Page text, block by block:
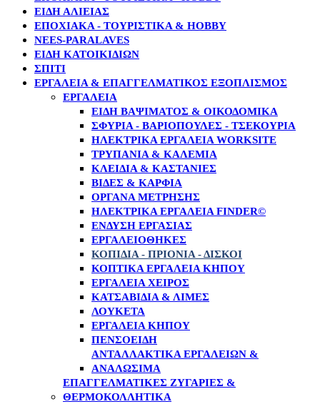
ΕΙΔΗ ΑΛΙΕΙΑΣ
ΕΠΟΧΙΑΚΑ - ΤΟΥΡΙΣΤΙΚΑ & HOBBY
NEES-PARALAVES
ΕΙΔΗ ΚΑΤΟΙΚΙΔΙΩΝ
ΣΠΙΤΙ
ΕΡΓΑΛΕΙΑ & ΕΠΑΓΓΕΛΜΑΤΙΚΟΣ ΕΞΟΠΛΙΣΜΟΣ
ΕΡΓΑΛΕΊΑ
ΕΊΔΗ ΒΑΨΊΜΑΤΟΣ & ΟΙΚΟΔΟΜΙΚΆ
ΣΦΥΡΙΆ - BΑΡΙΟΠΟΎΛΕΣ - TΣΕΚΟΎΡΙΑ
ΗΛΕΚΤΡΙΚΆ ΕΡΓΑΛΕΊΑ WORKSITE
ΤΡΥΠΆΝΙΑ & ΚΑΛΈΜΙΑ
ΚΛΕΙΔΙΆ & ΚΑΣΤΆΝΙΕΣ
ΒΊΔΕΣ & ΚΑΡΦΙΆ
ΌΡΓΑΝΑ ΜΈΤΡΗΣΗΣ
ΗΛΕΚΤΡΙΚΆ ΕΡΓΑΛΕΊΑ FINDER©
ΈΝΔΥΣΗ ΕΡΓΑΣΊΑΣ
ΕΡΓΑΛΕΙΟΘΉΚΕΣ
ΚΟΠΊΔΙΑ - ΠΡΙΌΝΙΑ - ΔΊΣΚΟΙ
ΚΟΠΤΙΚΆ ΕΡΓΑΛΕΊΑ ΚΉΠΟΥ
EΡΓΑΛΕΊΑ ΧΕΙΡΌΣ
ΚΑΤΣΑΒΊΔΙΑ & ΛΊΜΕΣ
ΛΟΥΚΈΤΑ
ΕΡΓΑΛΕΊΑ ΚΉΠΟΥ
ΠΕΝΣΟΕΙΔΉ
ΑΝΤΑΛΛΑΚΤΙΚΆ ΕΡΓΑΛΕΊΩΝ &
ΑΝΑΛΏΣΙΜΑ
ΕΠΑΓΓΕΛΜΑΤΙΚΈΣ ΖΥΓΑΡΙΈΣ &
ΘΕΡΜΟΚΟΛΛΗΤΙΚΆ